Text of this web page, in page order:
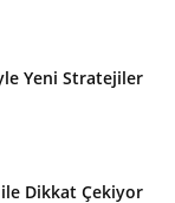
Yeni Stratejiler
Dikkat Çekiyor